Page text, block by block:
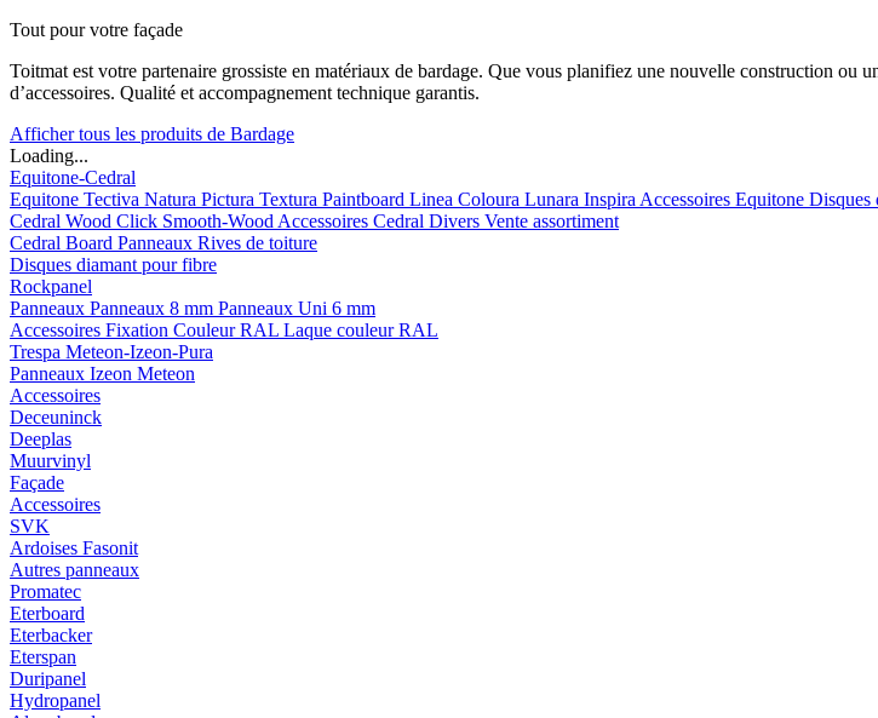
Tout pour votre façade
Toitmat est votre partenaire grossiste en matériaux de bardage. Que vous planifiez une nouvelle construction ou
d’accessoires. Qualité et accompagnement technique garantis.
Afficher tous les produits de Bardage
Loading...
Equitone-Cedral
Equitone Tectiva Natura Pictura Textura Paintboard Linea Coloura Lunara Inspira Accessoires Equitone Disques
Cedral Wood Click Smooth-Wood Accessoires Cedral Divers Vente assortiment
Cedral Board Panneaux Rives de toiture
Disques diamant pour fibre
Rockpanel
Panneaux Panneaux 8 mm Panneaux Uni 6 mm
Accessoires Fixation Couleur RAL Laque couleur RAL
Trespa Meteon-Izeon-Pura
Panneaux Izeon Meteon
Accessoires
Deceuninck
Deeplas
Muurvinyl
Façade
Accessoires
SVK
Ardoises Fasonit
Autres panneaux
Promatec
Eterboard
Eterbacker
Eterspan
Duripanel
Hydropanel